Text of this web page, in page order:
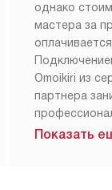
однако
мастера за
Omoikiri из
партнера
Наш сервис
Показать